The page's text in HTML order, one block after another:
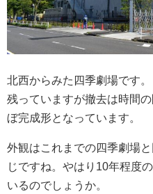
北西からみた四季劇場です
残っていますが撤去は時間
ぼ完成形となっています。
外観はこれまでの四季劇場
じですね。やはり10年程度
いるのでしょうか。